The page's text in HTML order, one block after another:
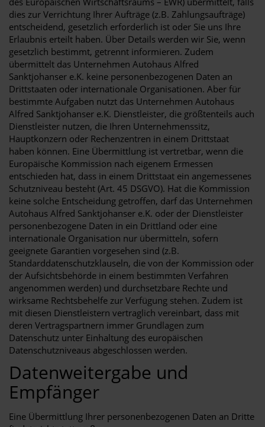
dies zur Verrichtung Ihrer Aufträge (z.B. Zahlungsaufträge)
entscheidend, gesetzlich erforderlich ist oder Sie uns Ihre
Erlaubnis erteilt haben. Über Details werden wir Sie, wenn
gesetzlich bestimmt, getrennt informieren. Zudem
übermittelt das Unternehmen Autohaus Alfred
Sanktjohanser e.K. keine personenbezogenen Daten an
Drittstaaten oder internationale Organisationen. Aber für
bestimmte Aufgaben nutzt das Unternehmen Autohaus
Alfred Sanktjohanser e.K. Dienstleister, die größtenteils auch
Dienstleister nutzen, die Ihren Unternehmenssitz,
Hauptkonzern oder Rechenzentren in einem Drittstaat
haben können. Eine Übermittlung ist vertretbar, wenn die
Europäische Kommission nach eigenem Ermessen
entschieden hat, dass in einem Drittstaat ein angemessenes
Schutzniveau besteht (Art. 45 DSGVO). Hat die Kommission
keine solche Entscheidung getroffen, darf das Unternehmen
Autohaus Alfred Sanktjohanser e.K. oder der Dienstleister
personenbezogene Daten in ein Drittland oder eine
internationale Organisation nur übermitteln, sofern
geeignete Garantien vorgesehen sind (z.B.
Standarddatenschutzklauseln, die von der Kommission oder
der Aufsichtsbehörde in einem bestimmten Verfahren
angenommen werden) und durchsetzbare Rechte und
wirksame Rechtsbehelfe zur Verfügung stehen. Zudem ist
mit diesen Dienstleistern vertraglich vereinbart, dass mit
deren Vertragspartnern immer Grundlagen zum
Datenschutz unter Einhaltung des europäischen
Datenschutzniveaus abgeschlossen werden.
Datenweitergabe und
Empfänger
Eine Übermittlung Ihrer personenbezogenen Daten an Dritte